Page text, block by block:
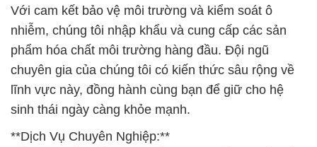
Với cam kết bảo vệ môi trường và kiểm soát ô
nhiễm, chúng tôi nhập khẩu và cung cấp các sản
phẩm hóa chất môi trường hàng đầu. Đội ngũ
chuyên gia của chúng tôi có kiến thức sâu rộng về
lĩnh vực này, đồng hành cùng bạn để giữ cho hệ
sinh thái ngày càng khỏe mạnh.
**Dịch Vụ Chuyên Nghiệp:**